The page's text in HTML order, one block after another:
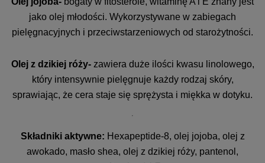
jako olej młodości. Wykorzystywane w zabiegach
pielęgnacyjnych i przeciwstarzeniowych od starożytności.
Olej z dzikiej róży- zawiera duże ilości kwasu linolowego,
który intensywnie pielęgnuje każdy rodzaj skóry,
sprawiając, że cera staje się sprężysta i miękka w dotyku.
Składniki aktywne: Hexapeptide-8, olej jojoba, olej z
awokado, masło shea, olej z dzikiej róży, pantenol,